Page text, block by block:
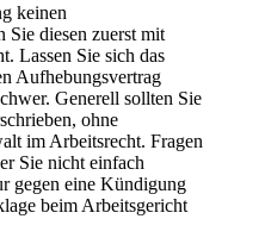
keinen
Sie diesen zuerst mit
Lassen Sie sich das
Aufhebungsvertrag
Generell sollten Sie
ohne
im Arbeitsrecht. Fragen
Sie nicht einfach
gegen eine Kündigung
beim Arbeitsgericht